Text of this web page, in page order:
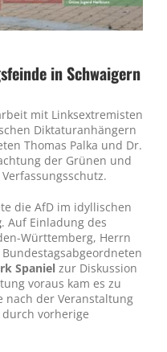
in Schwaigern
mit Linksextremisten
Diktaturanhängern
Thomas Palka und Dr.
der Grünen und
die AfD im idyllischen
. Auf Einladung des
Württemberg, Herrn
Spaniel zur Diskussion
voraus kam es zu
nach der Veranstaltung
vorherige